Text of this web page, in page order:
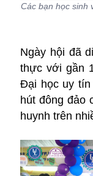
Các bạn học sinh
Ngày hội đã
thực với gần
Đại học uy tín
hút đông đảo
huynh trên